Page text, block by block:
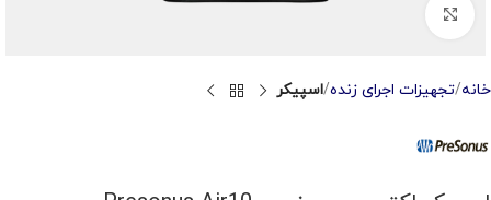
خانه تجهیزات اجرای زنده اسپیکر